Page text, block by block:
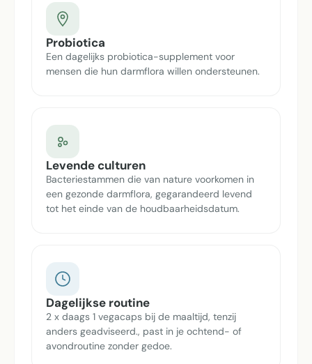
Probiotica
Een dagelijks probiotica-supplement voor
mensen die hun darmflora willen ondersteunen.
Levende culturen
Bacteriestammen die van nature voorkomen in
een gezonde darmflora, gegarandeerd levend
tot het einde van de houdbaarheidsdatum.
Dagelijkse routine
2 x daags 1 vegacaps bij de maaltijd, tenzij
anders geadviseerd., past in je ochtend- of
avondroutine zonder gedoe.